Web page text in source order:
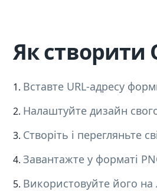
Як створити
Вставте URL-адресу
Налаштуйте дизайн
Створіть і перегляньте
Завантажте у форматі
Використовуйте його на